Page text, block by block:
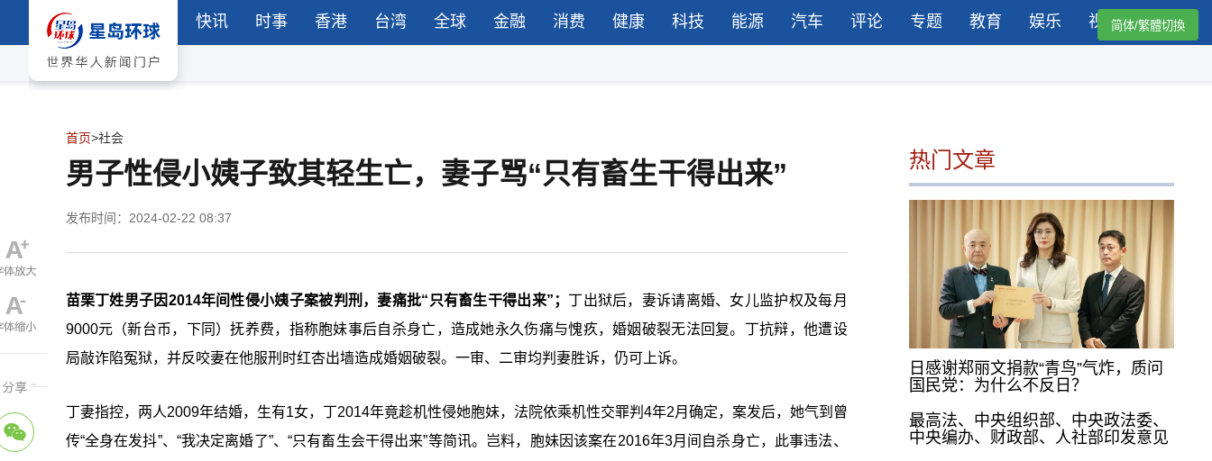
快讯 时事 香港 台湾 全球 金融 消费 健康 科技 能源 汽车 评论 专题 教育 娱乐 视频简体/繁體切換
首页>社会
男子性侵小姨子致其轻生亡，妻子骂“只有畜生干得出来”
发布时间：2024-02-22 08:37
苗栗丁姓男子因2014年间性侵小姨子案被判刑，妻痛批“只有畜生干得出来”； 丁出狱后，妻诉请离婚、女儿监护权及每月
9000元（新台币，下同）抚养费，指称胞妹事后自杀身亡，造成她永久伤痛与愧疚，婚姻破裂无法回复。丁抗辩，他遭设
局敲诈陷冤狱，并反咬妻在他服刑时红杏出墙造成婚姻破裂。一审、二审均判妻胜诉，仍可上诉。
丁妻指控，两人2009年结婚，生有1女，丁2014年竟趁机性侵她胞妹，法院依乘机性交罪判4年2月确定，案发后，她气到曾
传“全身在发抖”、“我决定离婚了”、“只有畜生会干得出来”等简讯。岂料，胞妹因该案在2016年3月间自杀身亡，此事违法、
热门文章
日感谢郑丽文捐款“青鸟”气炸，质问
国民党：为什么不反日？
最高法、中央组织部、中央政法委、
中央编办、财政部、人社部印发意见